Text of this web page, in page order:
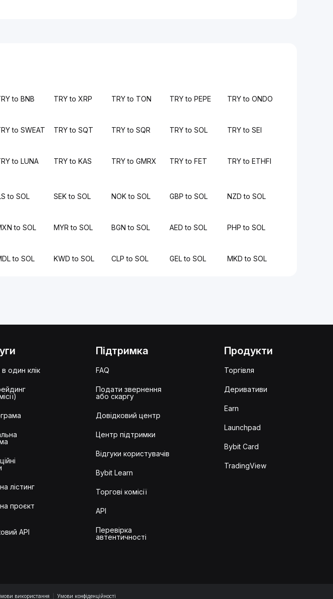
to BNB TRY to XRP TRY to TON TRY to PEPE TRY to ONDO
to SWEAT TRY to SQT TRY to SQR TRY to SOL TRY to SEI
to LUNA TRY to KAS TRY to GMRX TRY to FET TRY to ETHFI
to SOL SEK to SOL NOK to SOL GBP to SOL NZD to SOL
to SOL MYR to SOL BGN to SOL AED to SOL PHP to SOL
to SOL KWD to SOL CLP to SOL GEL to SOL MKD to SOL
в один клік
лістинг
проєкт
API
Підтримка
FAQ
Подати звернення
або скаргу
Довідковий центр
Центр підтримки
Відгуки користувачів
Bybit Learn
Торгові комісії
API
Перевірка
автентичності
Продукти
Торгівля
Деривативи
Earn
Launchpad
Bybit Card
TradingView
використання Умови конфіденційності